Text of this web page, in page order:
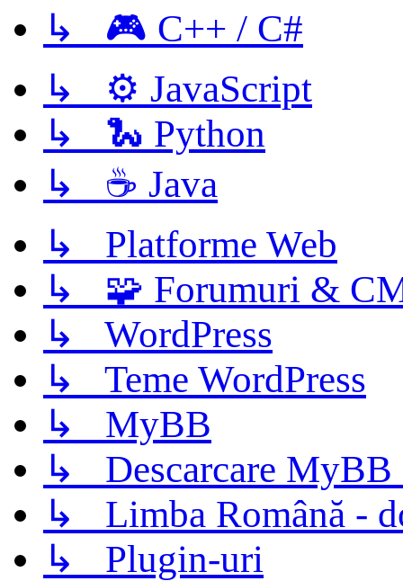
↳ 🎮 C++ / C#
↳ ⚙️ JavaScript
↳ 🐍 Python
↳ ☕ Java
↳ Platforme Web
↳ 🧩 Forumuri &
↳ WordPress
↳ Teme WordPress
↳ MyBB
↳ Descarcare MyBB
↳ Limba Română -
↳ Plugin-uri